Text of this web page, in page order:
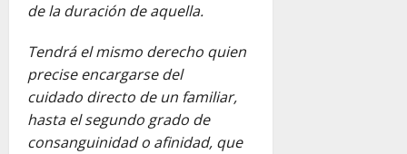
de la duración de aquella.
Tendrá el mismo derecho quien
precise encargarse del
cuidado directo de un familiar,
hasta el segundo grado de
consanguinidad o afinidad, que